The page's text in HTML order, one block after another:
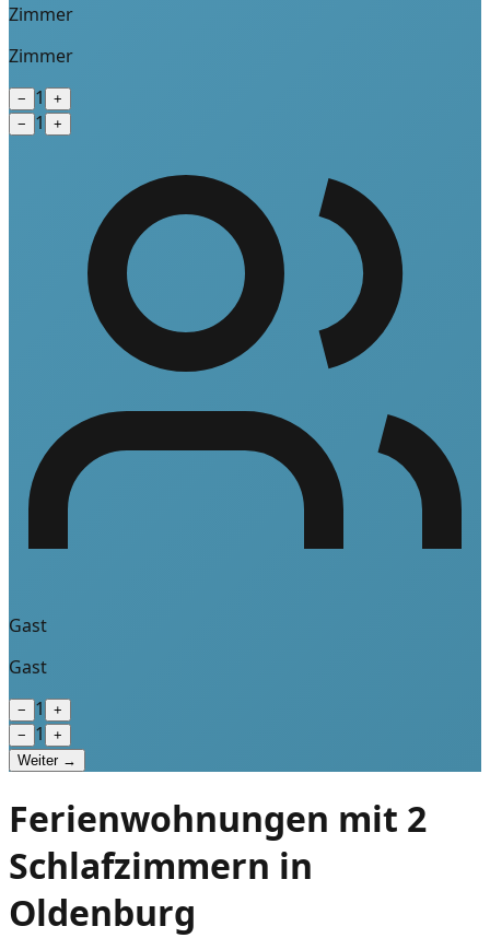
Zimmer
Zimmer
− 1
+
−
1 +
Gast
Gast
− 1
+
−
1
+
Weiter →
Ferienwohnungen mit 2
Schlafzimmern in
Oldenburg